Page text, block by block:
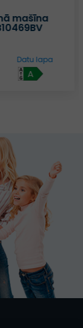
mašīna
A
Datu lapa